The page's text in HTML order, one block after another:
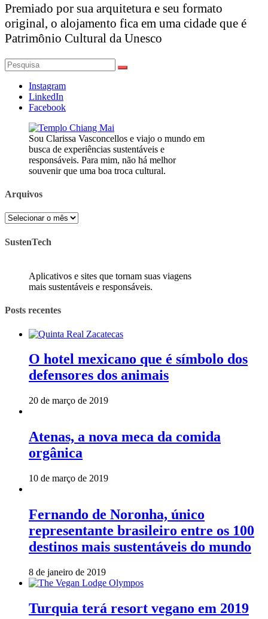
Premiado por sua arquitetura e seu formato
original, o alojamento fica em uma cidade que é
Patrimônio Cultural da Unesco
Pesquisar
por:
Instagram
LinkedIn
Facebook
Sou Clarissa Vasconcellos e viajo o mundo em
busca de experiências sustentáveis e
responsáveis. Para mim, não há melhor
souvenir que uma boa troca cultural.
Arquivos
Arquivos
SustenTech
Aplicativos e sites que tornam suas viagens
mais sustentáveis e responsáveis.
Posts recentes
O hotel mexicano que é símbolo dos
defensores dos animais
20 de março de 2019
Atenas, a nova meca da comida
orgânica
10 de março de 2019
Fernando de Noronha, único
representante brasileiro entre os 100
destinos mais sustentáveis do mundo
8 de janeiro de 2019
Turquia terá resort vegano em 2019